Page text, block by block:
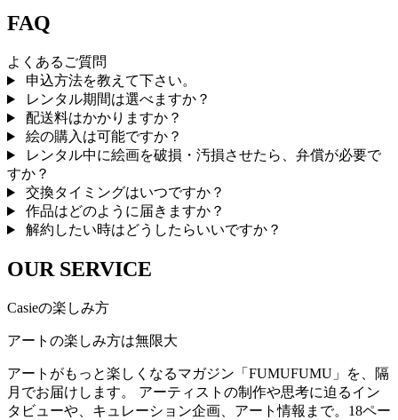
FAQ
よくあるご質問
申込方法を教えて下さい。
レンタル期間は選べますか？
配送料はかかりますか？
絵の購入は可能ですか？
レンタル中に絵画を破損・汚損させたら、弁償が必要で
すか？
交換タイミングはいつですか？
作品はどのように届きますか？
解約したい時はどうしたらいいですか？
OUR SERVICE
Casieの楽しみ方
アートの楽しみ方は無限大
アートがもっと楽しくなるマガジン「FUMUFUMU」を、隔
月でお届けします。 アーティストの制作や思考に迫るイン
タビューや、キュレーション企画、アート情報まで。18ペー